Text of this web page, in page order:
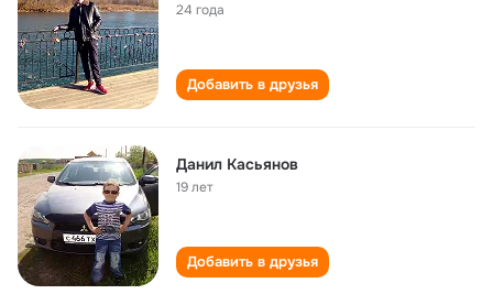
24 года
Добавить в друзья
Данил Касьянов
19 лет
Добавить в друзья